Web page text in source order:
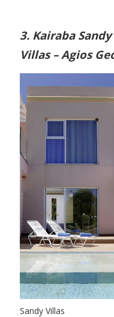
3. Kairaba
Villas – Agios
Sandy Villas